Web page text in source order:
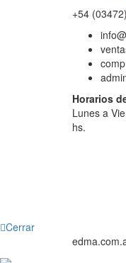
+54 (03472)
Horarios
Lunes a
hs.
Cerrar